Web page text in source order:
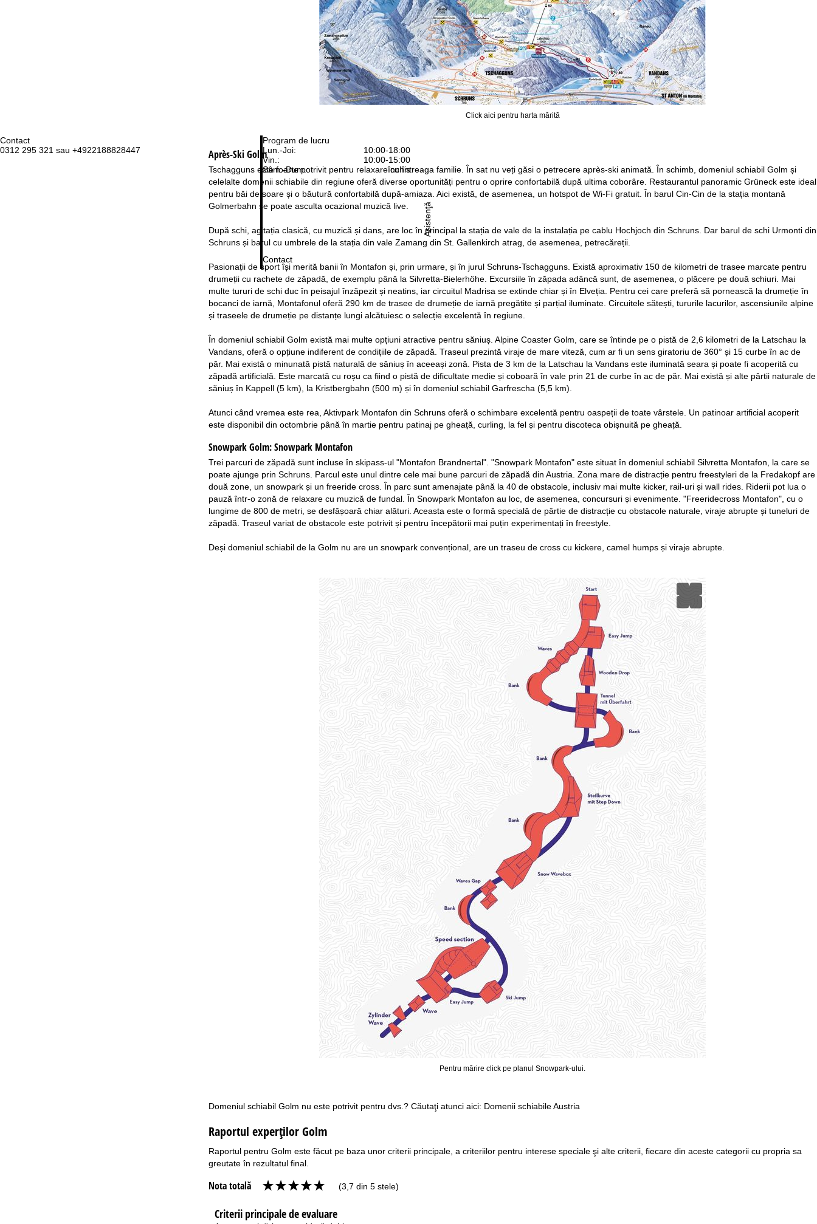
Contact
0312 295 321 sau +4922188828447
Program de lucru
Lun.-Joi:
10:00-18:00
Vin.:
10:00-15:00
Sâm.-Dum.:
închis
Contact
Asistenţă
Click aici pentru harta mărită
Après-Ski Golm
Tschagguns este foarte potrivit pentru relaxare cu întreaga familie. În sat nu veți găsi o petrecere après-ski animată. În schimb, domeniul schiabil Golm și
celelalte domenii schiabile din regiune oferă diverse oportunități pentru o oprire confortabilă după ultima coborâre. Restaurantul panoramic Grüneck este ideal
pentru băi de soare și o băutură confortabilă după-amiaza. Aici există, de asemenea, un hotspot de Wi-Fi gratuit. În barul Cin-Cin de la stația montană
Golmerbahn se poate asculta ocazional muzică live.
După schi, agitația clasică, cu muzică și dans, are loc în principal la stația de vale de la instalația pe cablu Hochjoch din Schruns. Dar barul de schi Urmonti din
Schruns și barul cu umbrele de la stația din vale Zamang din St. Gallenkirch atrag, de asemenea, petrecăreții.
Pasionații de sport își merită banii în Montafon și, prin urmare, și în jurul Schruns-Tschagguns. Există aproximativ 150 de kilometri de trasee marcate pentru
drumeții cu rachete de zăpadă, de exemplu până la Silvretta-Bielerhöhe. Excursiile în zăpada adâncă sunt, de asemenea, o plăcere pe două schiuri. Mai
multe tururi de schi duc în peisajul înzăpezit și neatins, iar circuitul Madrisa se extinde chiar și în Elveția. Pentru cei care preferă să pornească la drumeție în
bocanci de iarnă, Montafonul oferă 290 km de trasee de drumeție de iarnă pregătite și parțial iluminate. Circuitele sătești, tururile lacurilor, ascensiunile alpine
și traseele de drumeție pe distanțe lungi alcătuiesc o selecție excelentă în regiune.
În domeniul schiabil Golm există mai multe opțiuni atractive pentru săniuș. Alpine Coaster Golm, care se întinde pe o pistă de 2,6 kilometri de la Latschau la
Vandans, oferă o opțiune indiferent de condițiile de zăpadă. Traseul prezintă viraje de mare viteză, cum ar fi un sens giratoriu de 360° și 15 curbe în ac de
păr. Mai există o minunată pistă naturală de săniuș în aceeași zonă. Pista de 3 km de la Latschau la Vandans este iluminată seara și poate fi acoperită cu
zăpadă artificială. Este marcată cu roșu ca fiind o pistă de dificultate medie și coboară în vale prin 21 de curbe în ac de păr. Mai există și alte pârtii naturale de
săniuș în Kappell (5 km), la Kristbergbahn (500 m) și în domeniul schiabil Garfrescha (5,5 km).
Atunci când vremea este rea, Aktivpark Montafon din Schruns oferă o schimbare excelentă pentru oaspeții de toate vârstele. Un patinoar artificial acoperit
este disponibil din octombrie până în martie pentru patinaj pe gheață, curling, la fel și pentru discoteca obișnuită pe gheață.
Snowpark Golm:Snowpark Montafon
Trei parcuri de zăpadă sunt incluse în skipass-ul "Montafon Brandnertal". "Snowpark Montafon" este situat în domeniul schiabil Silvretta Montafon, la care se
poate ajunge prin Schruns. Parcul este unul dintre cele mai bune parcuri de zăpadă din Austria. Zona mare de distracție pentru freestyleri de la Fredakopf are
două zone, un snowpark și un freeride cross. În parc sunt amenajate până la 40 de obstacole, inclusiv mai multe kicker, rail-uri și wall rides. Riderii pot lua o
pauză într-o zonă de relaxare cu muzică de fundal. În Snowpark Montafon au loc, de asemenea, concursuri și evenimente. "Freeridecross Montafon", cu o
lungime de 800 de metri, se desfășoară chiar alături. Aceasta este o formă specială de pârtie de distracție cu obstacole naturale, viraje abrupte și tuneluri de
zăpadă. Traseul variat de obstacole este potrivit și pentru începătorii mai puțin experimentați în freestyle.
Deși domeniul schiabil de la Golm nu are un snowpark convențional, are un traseu de cross cu kickere, camel humps și viraje abrupte.
Pentru mărire click pe planul Snowpark-ului.
Domeniul schiabil Golm nu este potrivit pentru dvs.? Căutaţi atunci aici: Domenii schiabile Austria
Raportul experţilor Golm
Raportul pentru Golm este făcut pe baza unor criterii principale, a criteriilor pentru interese speciale şi alte criterii, fiecare din aceste categorii cu propria sa
greutate în rezultatul final.
Nota totală (3,7 din 5 stele)
Criterii principale de evaluare